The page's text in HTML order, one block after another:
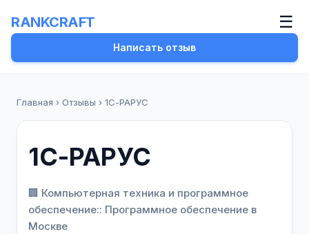
RANKCRAFT ☰
Написать отзыв
Главная › Отзывы › 1С-РАРУС
1С-РАРУС
🏢 Компьютерная техника и программное
обеспечение:: Программное обеспечение в
Москве